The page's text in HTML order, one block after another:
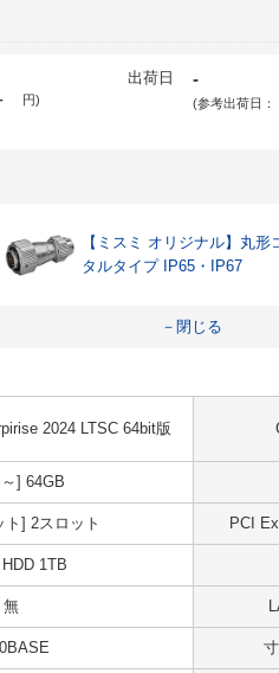
- 円)
出荷日 -
(参考出荷日：
【ミスミ オリジナル】丸形
タルタイプ IP65・IP67
－閉じる
2024 LTSC 64bit版
] 64GB
ト] 2スロット PCI
1TB
無